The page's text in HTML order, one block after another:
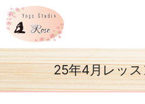
25年4月レッ